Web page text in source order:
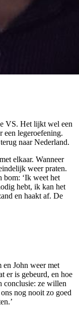
VS. Het lijkt wel een
een legeroefening.
naar Nederland.
elkaar. Wanneer
weer praten.
bom: ‘Ik weet het
hebt, ik kan het
en haakt af. De
John weer met
er is gebeurd, en hoe
conclusie: ze willen
nog nooit zo goed